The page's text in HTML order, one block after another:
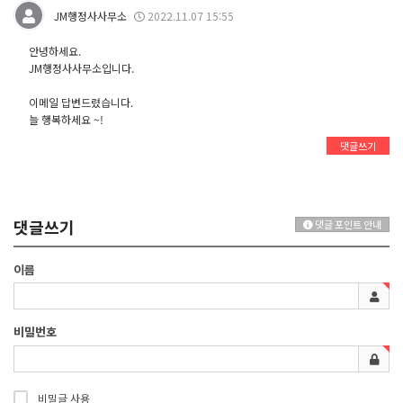
JM행정사사무소 2022.11.07 15:55
안녕하세요.
JM행정사사무소입니다.
이메일 답변드렸습니다.
늘 행복하세요 ~!
댓글쓰기
댓글쓰기 댓글 포인트 안내
이름
비밀번호
비밀글 사용